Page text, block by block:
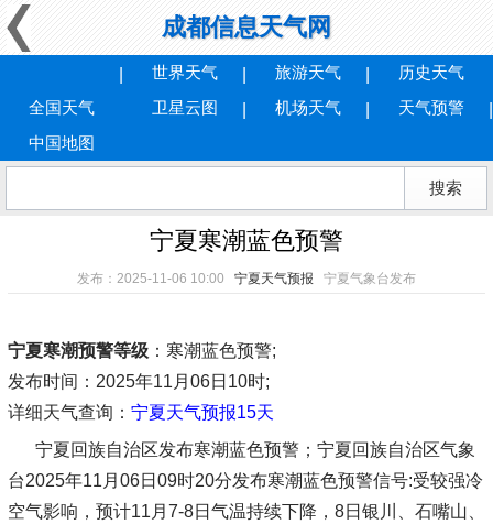
成都信息天气网
全国天气
世界天气 旅游天气
历史天气
卫星云图
机场天气
天气预警
中国地图
宁夏寒潮蓝色预警
发布：2025-11-06 10:00 宁夏天气预报 宁夏气象台发布
宁夏寒潮预警等级：寒潮蓝色预警;
发布时间 ：2025年11月06日10时;
详细天气查询： 宁夏天气预报15天
宁夏回族自治区发布寒潮蓝色预警；宁夏回族自治区气象
台2025年11月06日09时20分发布寒潮蓝色预警信号:受较强冷
空气影响，预计11月7-8日气温持续下降，8日银川、石嘴山、